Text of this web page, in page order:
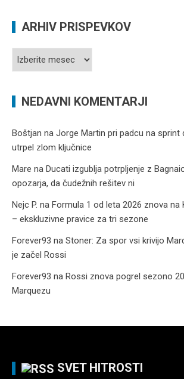
ARHIV PRISPEVKOV
Arhiv
NEDAVNI KOMENTARJI
Boštjan na Jorge Martin pri padcu na sprint
utrpel zlom ključnice
Mare na Ducati izgublja potrpljenje z
opozarja, da čudežnih rešitev ni
Nejc P. na Formula 1 od leta 2026 znova na
– ekskluzivne pravice za tri sezone
Forever93 na Stoner: Za spor vsi krivijo
je začel Rossi
Forever93 na Rossi znova pogrel sezono
Marquezu
SVET HITROSTI